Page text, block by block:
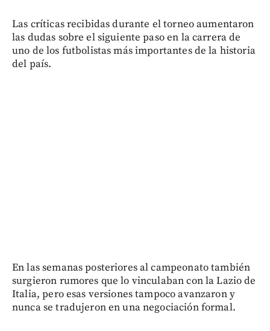
Las críticas recibidas durante el torneo aumentaron
las dudas sobre el siguiente paso en la carrera de
uno de los futbolistas más importantes de la historia
del país.
En las semanas posteriores al campeonato también
surgieron rumores que lo vinculaban con la Lazio de
Italia, pero esas versiones tampoco avanzaron y
nunca se tradujeron en una negociación formal.